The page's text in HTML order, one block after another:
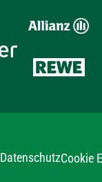
DatenschutzCookie